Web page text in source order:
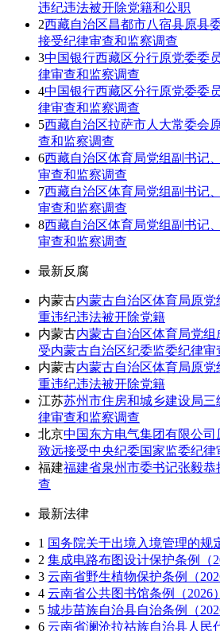
违纪违法被开除党籍和公职
2西藏自治区昌都市八宿县原县
接受纪律审查和监察调查
3中国银行西藏区分行原党委委
律审查和监察调查
4中国银行西藏区分行原党委委
律审查和监察调查
5西藏自治区拉萨市人大常委会
查和监察调查
6西藏自治区体育局党组副书记
审查和监察调查
7西藏自治区体育局党组副书记
审查和监察调查
8西藏自治区体育局党组副书记
审查和监察调查
最新反腐
内蒙古内蒙古自治区体育局原
重违纪违法被开除党籍
内蒙古内蒙古自治区体育局党
受内蒙古自治区纪委监委纪律审
内蒙古内蒙古自治区体育局原
重违纪违法被开除党籍
江苏苏州市住房和城乡建设局
律审查和监察调查
北京中国东方电气集团有限公
致远接受中央纪委国家监委纪律
福建福建省泉州市委书记张毅
查
最新法律
1 国务院关于出境入境管理的规
2 集成电路布图设计保护条例（
3 云南省野生植物保护条例（
4 云南省公共图书馆条例（2026）
5 城步苗族自治县自治条例（
6 云南省澜沧拉祜族自治县人民